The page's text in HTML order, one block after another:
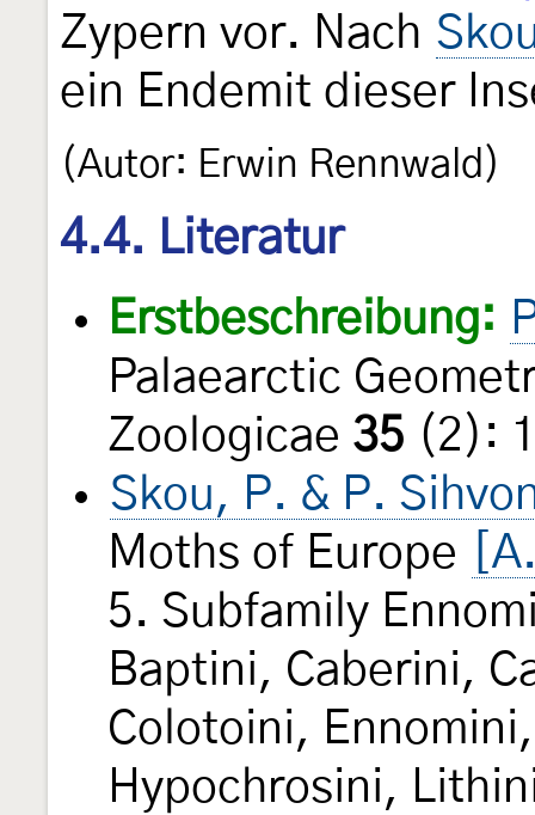
Zypern vor. Nach
ein Endemit dieser
(Autor: Erwin Rennwald)
4.4. Literatur
Erstbeschreibung:
Palaearctic
Zoologicae 35 (2):
Skou, P. & P.
Moths of Europe
5. Subfamily
Baptini, Caberini,
Colotoini,
Hypochrosini,